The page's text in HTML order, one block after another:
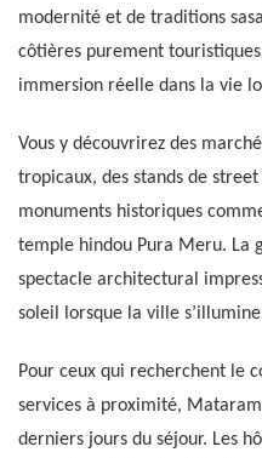
modernité et de traditions
côtières purement
immersion réelle dans la vie
Vous y découvrirez des
tropicaux, des stands de
monuments historiques
temple hindou Pura Meru. La
spectacle architectural
soleil lorsque la ville
Pour ceux qui recherchent le
services à proximité,
derniers jours du séjour. Les